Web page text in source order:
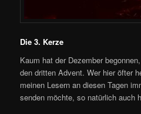
Die 3. Kerze
Kaum hat der Dezember
den dritten Advent. Wer hier öfter
meinen Lesern an diesen Tagen
senden möchte, so natürlich auch